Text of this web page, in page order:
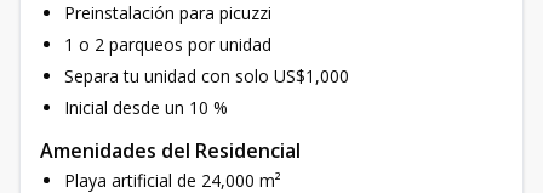
Preinstalación para picuzzi
1 o 2 parqueos por unidad
Separa tu unidad con solo US$1,000
Inicial desde un 10 %
Amenidades del Residencial
Playa artificial de 24,000 m²